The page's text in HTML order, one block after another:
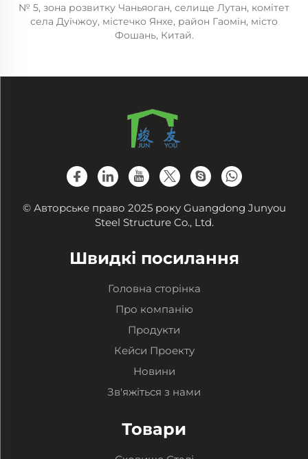
№ 5, зона розвитку Чаньяоган, селище Лутан, комітет
села Дуїчжоу, містечко Янхе, район Гаомін, місто
Фошань, Китай.
© Авторське право 2025 року Guangdong Junyou
Steel Structure Co., Ltd.
Швидкі посилання
Головна сторінка
Про компанію
Продукти
Кейси Проекту
Новини
Зв'яжіться з нами
Товари